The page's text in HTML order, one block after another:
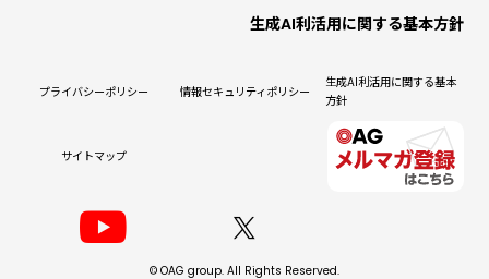
生成AI利活用に関する基本方針
プライバシーポリシー 情報セキュリティポリシー
生成AI利活用に関する基本
方針
サイトマップ
© OAG group. All Rights Reserved.